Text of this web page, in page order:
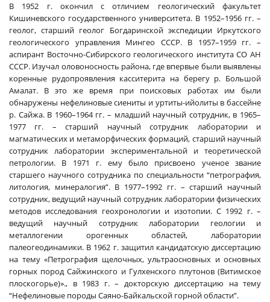
В 1952 г. окончил с отличием геологический факультет
Кишиневского государственного университета. В 1952–1956 гг. –
геолог, старший геолог Богдаринской экспедиции Иркутского
геологического управления Мингео СССР. В 1957–1959 гг. –
аспирант Восточно-Сибирского геологического института СО АН
СССР. Изучал оловоносность района, где впервые были выявлены
коренные рудопроявления касситерита на берегу р. Большой
Амалат. В это же время при поисковых работах им были
обнаружены нефелиновые сиениты и уртиты-ийолиты в бассейне
р. Сайжа. В 1960–1964 гг. – младший научный сотрудник, в 1965–
1977 гг. – старший научный сотрудник лаборатории и
магматических и метаморфических формаций, старший научный
сотрудник лаборатории экспериментальной и теоретической
петрологии. В 1971 г. ему было присвоено ученое звание
старшего научного сотрудника по специальности “петрография,
литология, минералогия”. В 1977–1992 гг. – старший научный
сотрудник, ведущий научный сотрудник лаборатории физических
методов исследования геохронологии и изотопии. С 1992 г. –
ведущий научный сотрудник лаборатории геологии и
металлогении орогенных областей, лаборатории
палеогеодинамики. В 1962 г. защитил кандидатскую диссертацию
на тему «Петрография щелочных, ультраосновных и основных
горных пород Сайжинского и Гулхенского плутонов (Витимское
плоскогорье)»., в 1983 г. – докторскую диссертацию на тему
“Нефелиновые породы Саяно-Байкальской горной области”.